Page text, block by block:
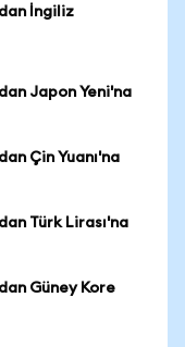
İngiliz
Japon Yeni'na
Çin Yuanı'na
Türk Lirası'na
Güney Kore